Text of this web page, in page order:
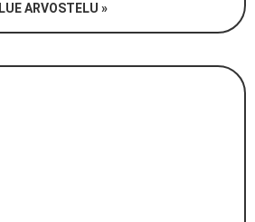
LUE ARVOSTELU »